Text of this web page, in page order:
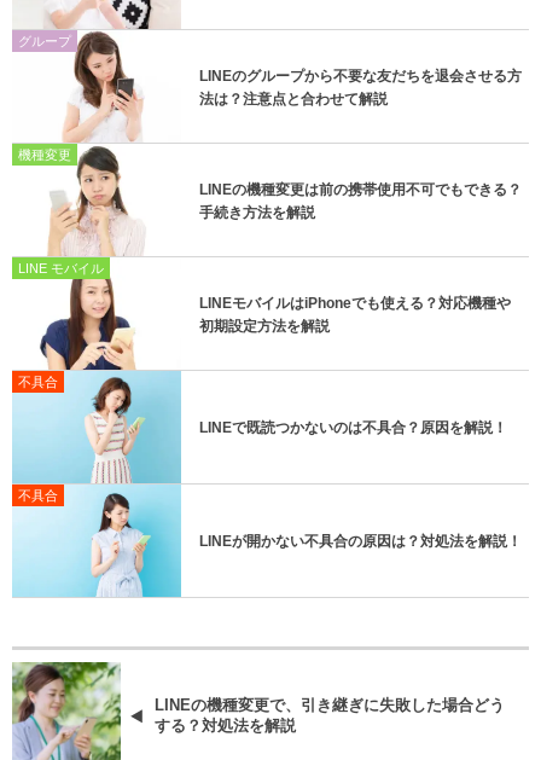
グループ
LINEのグループから不要な友だちを退会させる方
法は？注意点と合わせて解説
機種変更
LINEの機種変更は前の携帯使用不可でもできる？
手続き方法を解説
LINE モバイル
LINEモバイルはiPhoneでも使える？対応機種や
初期設定方法を解説
不具合
LINEで既読つかないのは不具合？原因を解説！
不具合
LINEが開かない不具合の原因は？対処法を解説！
LINEの機種変更で、引き継ぎに失敗した場合どう
する？対処法を解説